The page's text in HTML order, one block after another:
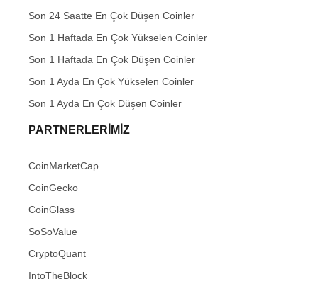
Son 24 Saatte En Çok Düşen Coinler
Son 1 Haftada En Çok Yükselen Coinler
Son 1 Haftada En Çok Düşen Coinler
Son 1 Ayda En Çok Yükselen Coinler
Son 1 Ayda En Çok Düşen Coinler
PARTNERLERIMIZ
CoinMarketCap
CoinGecko
CoinGlass
SoSoValue
CryptoQuant
IntoTheBlock